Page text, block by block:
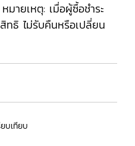
มายเหตุ: เมื่อผู้ซื้อชำระ
ทธิ ไม่รับคืนหรือเปลี่ยน
บเทียบ